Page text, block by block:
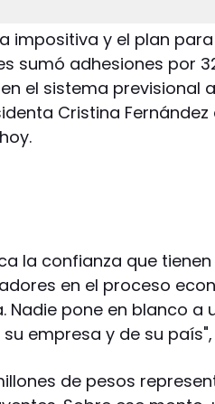
impositiva y el plan
sumó adhesiones por
el sistema previsional
Cristina
la confianza que
en el proceso
Nadie pone en blanco
empresa y de su
de pesos